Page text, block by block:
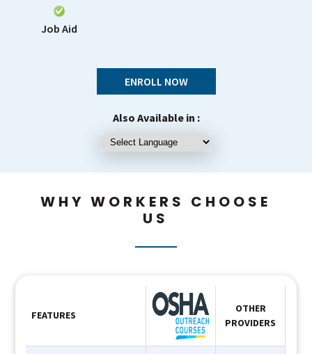
Job Aid
ENROLL NOW
Also Available in :
WHY WORKERS CHOOSE
US
FEATURES
OTHER
PROVIDERS